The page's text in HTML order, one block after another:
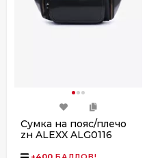
Сумка на пояс/плечо
zн ALEXX ALG0116